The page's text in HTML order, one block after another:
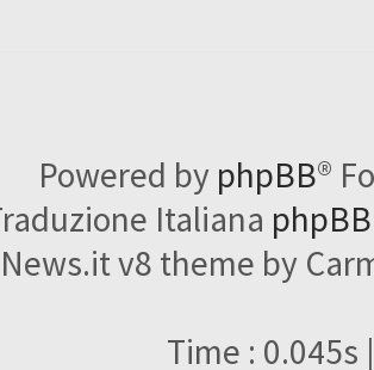
Powered by phpBB®
Italiana
v8 theme by
Time : 0.045s